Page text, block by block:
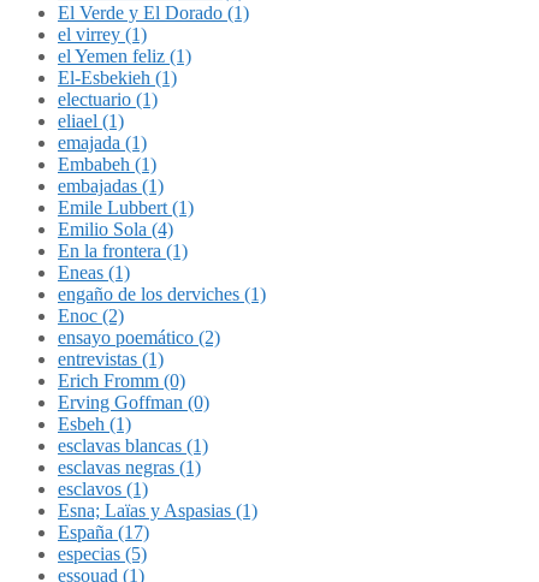
El Verde y El Dorado (1)
el virrey (1)
el Yemen feliz (1)
El-Esbekieh (1)
electuario (1)
eliael (1)
emajada (1)
Embabeh (1)
embajadas (1)
Emile Lubbert (1)
Emilio Sola (4)
En la frontera (1)
Eneas (1)
engaño de los derviches (1)
Enoc (2)
ensayo poemático (2)
entrevistas (1)
Erich Fromm (0)
Erving Goffman (0)
Esbeh (1)
esclavas blancas (1)
esclavas negras (1)
esclavos (1)
Esna; Laïas y Aspasias (1)
España (17)
especias (5)
essouad (1)